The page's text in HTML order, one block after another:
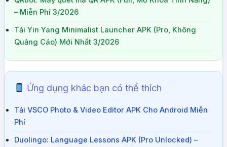
– Miễn Phí 3/2026
Tải Yin Yang Minimalist Launcher APK (Pro, Không
Quảng Cáo) Mới Nhất 3/2026
Ứng dụng khác bạn có thể thích
Tải VSCO Photo & Video Editor APK Cho Android Miễn
Phí
Duolingo: Language Lessons APK (Pro Unlocked) –